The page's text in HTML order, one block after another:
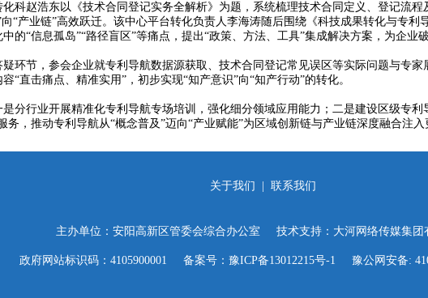
赵浩东以《技术合同登记实务全解析》为题，系统梳理技术合同定义、登记流程
“产业链”高效跃迁。该中心平台转化负责人李海涛随后围绕《科技成果转化与专
的“信息孤岛”“路径盲区”等痛点，提出“政策、方法、工具”集成解决方案，为企业
节，参会企业就专利导航数据源获取、技术合同登记常见误区等实际问题与专家
“直击痛点、精准实用”，初步实现“知产意识”向“知产行动”的转化。
行业开展精准化专利导航专场培训，强化细分领域应用能力；二是建设区级专利
，推动专利导航从“概念普及”迈向“产业赋能”为区域创新链与产业链深度融合注入
关于我们 联系我们
主办单位：安阳高新区管委会综合办公室 技术支持： 大河网络传媒集团
政府网站标识码：4105900001 备案号： 豫ICP备13012215号-1 豫公网安备: